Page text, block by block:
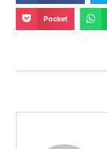
Pocket